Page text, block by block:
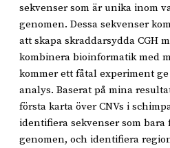
sekvenser som är unika inom
genomen. Dessa sekvenser
att skapa skraddarsydda CGH
kombinera bioinformatik med
kommer ett fåtal experiment
analys. Baserat på mina
första karta över CNVs i
identifiera sekvenser som
genomen, och identifiera